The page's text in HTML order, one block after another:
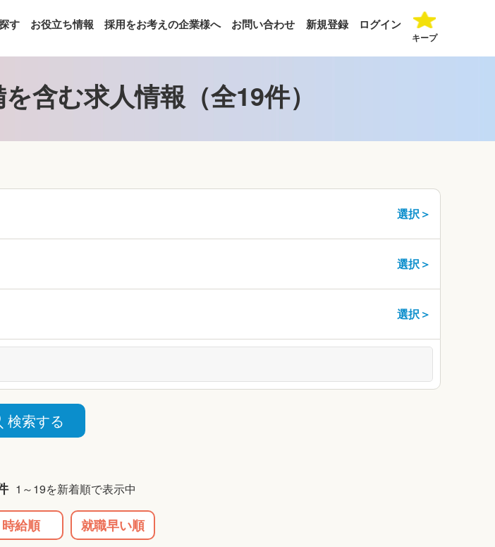
す お役立ち情報 採用をお考えの企業様へ お問い合わせ 新規登録 ログイン
キープ
含む求人情報（全19件）
選択＞
選択＞
選択＞
検索する
1～19を新着順で表示中
時給順 就職早い順